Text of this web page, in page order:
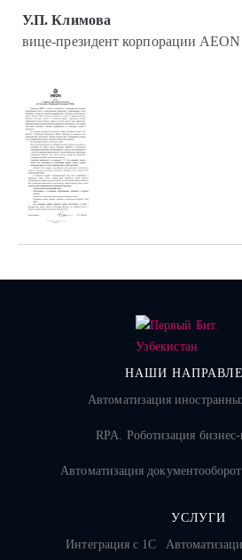
У.П. Климова
вице-президент корпорации AEON
НАШИ
Автоматизация
RPA. Роботизация бизнес-
Автоматизация
УСЛУГИ
Интеграция с 1С